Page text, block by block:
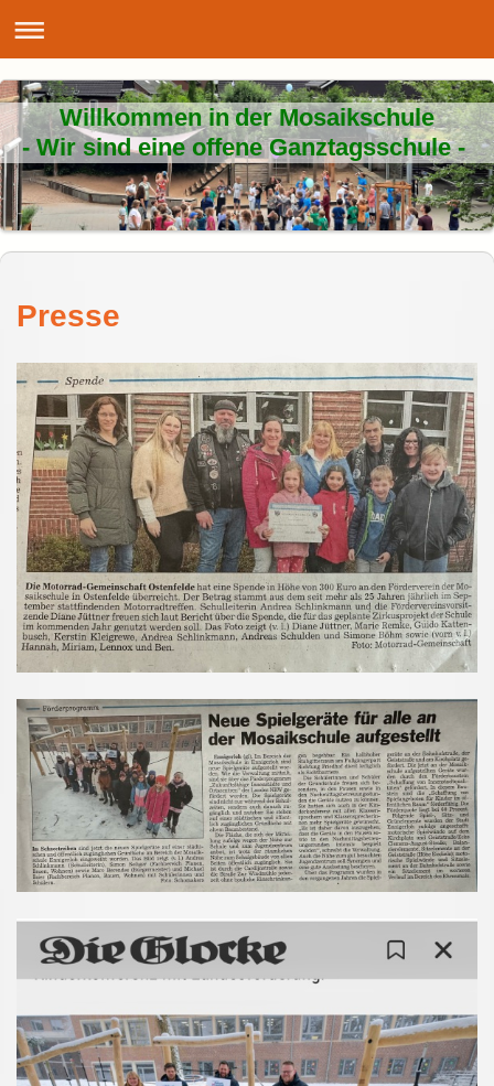
Willkommen in der Mosaikschule
- Wir sind eine offene Ganztagsschule -
Presse